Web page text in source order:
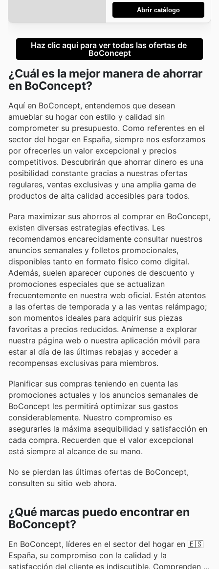
Abrir catálogo
Haz clic aquí para ver todas las ofertas de
BoConcept
¿Cuál es la mejor manera de ahorrar
en BoConcept?
Aquí en BoConcept, entendemos que desean
amueblar su hogar con estilo y calidad sin
comprometer su presupuesto. Como referentes en el
sector del hogar en España, siempre nos esforzamos
por ofrecerles un valor excepcional y precios
competitivos. Descubrirán que ahorrar dinero es una
posibilidad constante gracias a nuestras ofertas
regulares, ventas exclusivas y una amplia gama de
productos de alta calidad accesibles para todos.
Para maximizar sus ahorros al comprar en BoConcept,
existen diversas estrategias efectivas. Les
recomendamos encarecidamente consultar nuestros
anuncios semanales y folletos promocionales,
disponibles tanto en formato físico como digital.
Además, suelen aparecer cupones de descuento y
promociones especiales que se actualizan
frecuentemente en nuestra web oficial. Estén atentos
a las ofertas de temporada y a las ventas relámpago;
son momentos ideales para adquirir sus piezas
favoritas a precios reducidos. Anímense a explorar
nuestra página web o nuestra aplicación móvil para
estar al día de las últimas rebajas y acceder a
recompensas exclusivas para miembros.
Planificar sus compras teniendo en cuenta las
promociones actuales y los anuncios semanales de
BoConcept les permitirá optimizar sus gastos
considerablemente. Nuestro compromiso es
asegurarles la máxima asequibilidad y satisfacción en
cada compra. Recuerden que el valor excepcional
está siempre al alcance de su mano.
No se pierdan las últimas ofertas de BoConcept,
consulten su sitio web ahora.
¿Qué marcas puedo encontrar en
BoConcept?
En BoConcept, líderes en el sector del hogar en 🇪🇸
España, su compromiso con la calidad y la
satisfacción del cliente es indiscutible. Comprenden la